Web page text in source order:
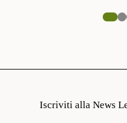
Iscriviti alla News